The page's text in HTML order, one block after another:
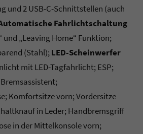
und 2 USB-C-Schnittstellen (auch
Fahrlichtschaltung
und „Leaving Home“ Funktion;
(Stahl);LED-Scheinwerfer
mit LED-Tagfahrlicht; ESP;
Bremsassistent;
Komfortsitze vorn; Vordersitze
in Leder; Handbremsgriff
in der Mittelkonsole vorn;